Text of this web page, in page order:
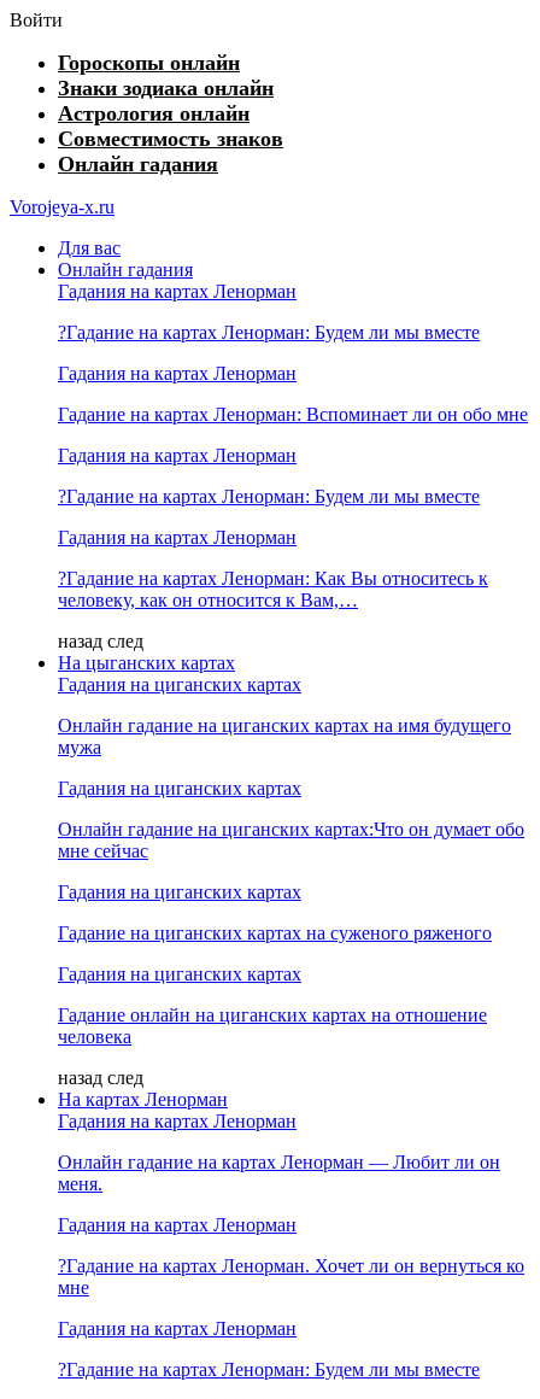
Войти
Гороскопы онлайн
Знаки зодиака онлайн
Астрология онлайн
Совместимость знаков
Онлайн гадания
Vorojeya-x.ru
Для вас
Онлайн гадания
Гадания на картах Ленорман
?Гадание на картах Ленорман: Будем ли мы вместе
Гадания на картах Ленорман
Гадание на картах Ленорман: Вспоминает ли он обо мне
Гадания на картах Ленорман
?Гадание на картах Ленорман: Будем ли мы вместе
Гадания на картах Ленорман
?Гадание на картах Ленорман: Как Вы относитесь к
человеку, как он относится к Вам,…
назад след
На цыганских картах
Гадания на циганских картах
Онлайн гадание на циганских картах на имя будущего
мужа
Гадания на циганских картах
Онлайн гадание на циганских картах:Что он думает обо
мне сейчас
Гадания на циганских картах
Гадание на циганских картах на суженого ряженого
Гадания на циганских картах
Гадание онлайн на циганских картах на отношение
человека
назад след
На картах Ленорман
Гадания на картах Ленорман
Онлайн гадание на картах Ленорман — Любит ли он
меня.
Гадания на картах Ленорман
?Гадание на картах Ленорман. Хочет ли он вернуться ко
мне
Гадания на картах Ленорман
?Гадание на картах Ленорман: Будем ли мы вместе